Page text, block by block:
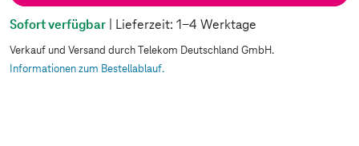
Sofort verfügbar | Lieferzeit: 1-4 Werktage
Verkauf und Versand durch Telekom Deutschland GmbH.
Informationen zum Bestellablauf.